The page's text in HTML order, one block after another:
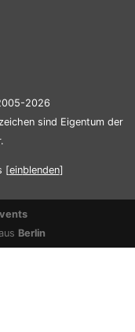
2026
sind Eigentum der
[einblenden]
Berlin